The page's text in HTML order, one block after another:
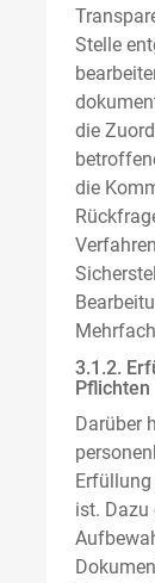
Stelle
die
die
3.1.2.
Pflichten
Darüber
ist. Dazu